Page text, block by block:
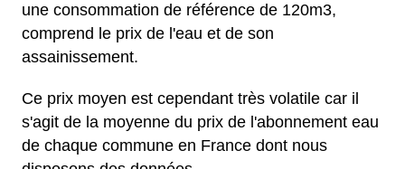
une consommation de référence de 120m3,
comprend le prix de l'eau et de son
assainissement.
Ce prix moyen est cependant très volatile car il
s'agit de la moyenne du prix de l'abonnement eau
de chaque commune en France dont nous